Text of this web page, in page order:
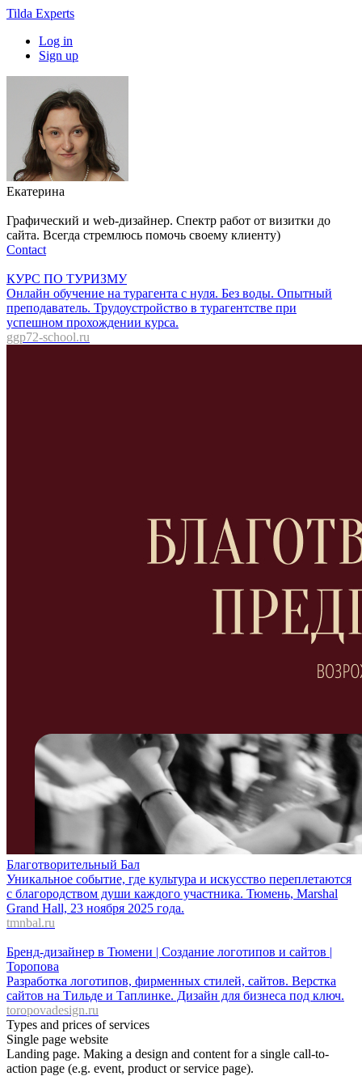
Tilda Experts
Log in
Sign up
Екатерина
Графический и web-дизайнер. Спектр работ от визитки до
сайта. Всегда стремлюсь помочь своему клиенту)
Contact
КУРС ПО ТУРИЗМУ
Онлайн обучение на турагента с нуля. Без воды. Опытный
преподаватель. Трудоустройство в турагентстве при
успешном прохождении курса.
ggp72-school.ru
Благотворительный Бал
Уникальное событие, где культура и искусство переплетаются
с благородством души каждого участника. Тюмень, Marshal
Grand Hall, 23 ноября 2025 года.
tmnbal.ru
Бренд-дизайнер в Тюмени | Создание логотипов и сайтов |
Торопова
Разработка логотипов, фирменных стилей, сайтов. Верстка
сайтов на Тильде и Таплинке. Дизайн для бизнеса под ключ.
toropovadesign.ru
Types and prices of services
Single page website
Landing page. Making a design and content for a single call-to-
action page (e.g. event, product or service page).